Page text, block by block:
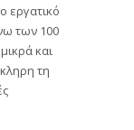
εργατικό
των 100
και
τη